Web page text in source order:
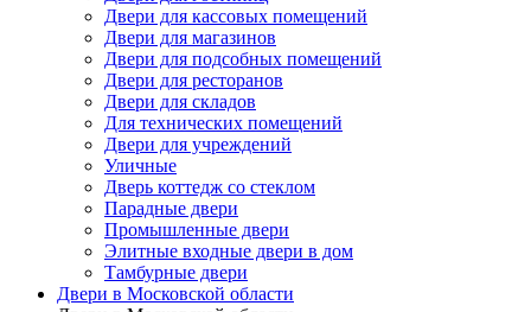
Двери для кассовых помещений
Двери для магазинов
Двери для подсобных помещений
Двери для ресторанов
Двери для складов
Для технических помещений
Двери для учреждений
Уличные
Дверь коттедж со стеклом
Парадные двери
Промышленные двери
Элитные входные двери в дом
Тамбурные двери
Двери в Московской области